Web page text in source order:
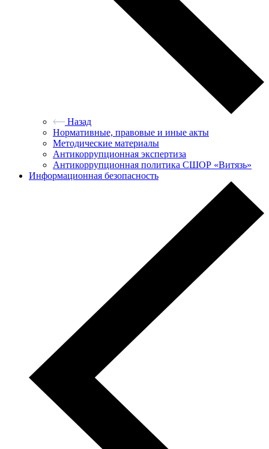
Назад
Нормативные, правовые и иные акты
Методические материалы
Антикоррупционная экспертиза
Антикоррупционная политика СШОР «Витязь»
Информационная безопасность